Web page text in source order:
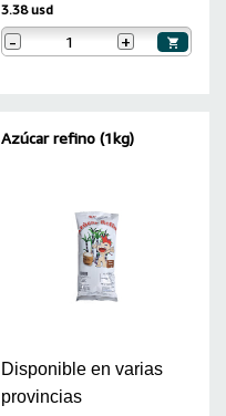
3.38 usd
- +
Azúcar refino (1kg)
Disponible en varias
provincias